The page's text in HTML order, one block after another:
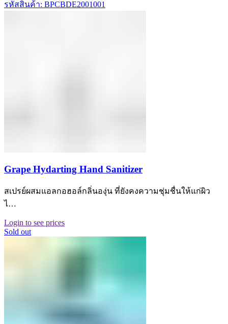
รหัสสินค้า: BPCBDE2001001
Grape Hydarting Hand Sanitizer
สเปรย์ผสมแอลกอฮอล์กลิ่นองุ่น ที่ยังคงความชุ่มชื่นให้แก่ผิว
ไ…
Login to see prices
Sold out